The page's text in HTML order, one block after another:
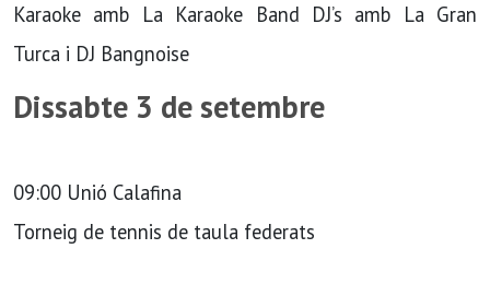
Karaoke amb La Karaoke Band DJ’s amb La Gran
Turca i DJ Bangnoise
Dissabte 3 de setembre
09:00 Unió Calafina
Torneig de tennis de taula federats